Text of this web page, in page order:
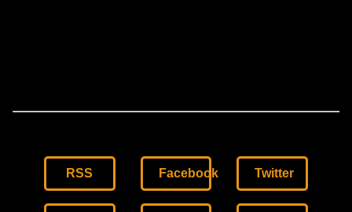
RSS Facebook Twitter